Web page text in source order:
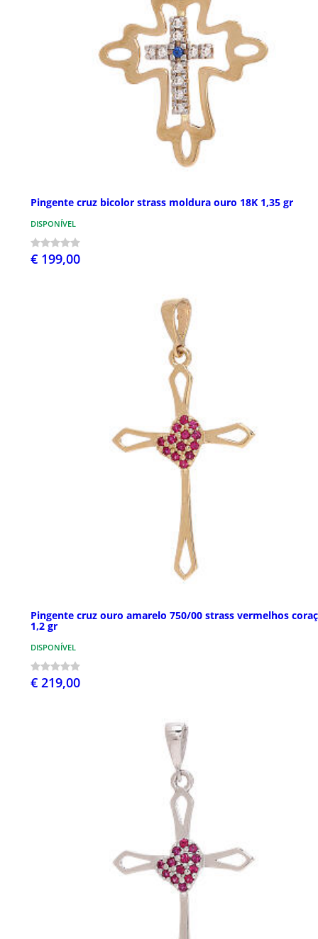
Pingente cruz bicolor strass moldura ouro 18K 1,35 gr
DISPONÍVEL
€ 199,00
Pingente cruz ouro amarelo 750/00 strass vermelhos
1,2 gr
DISPONÍVEL
€ 219,00